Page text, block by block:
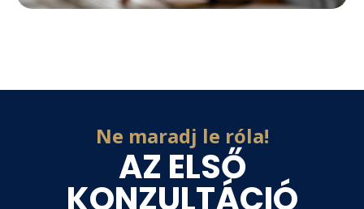
Ne maradj le róla!
AZ ELSŐ
KONZULTÁCIÓ